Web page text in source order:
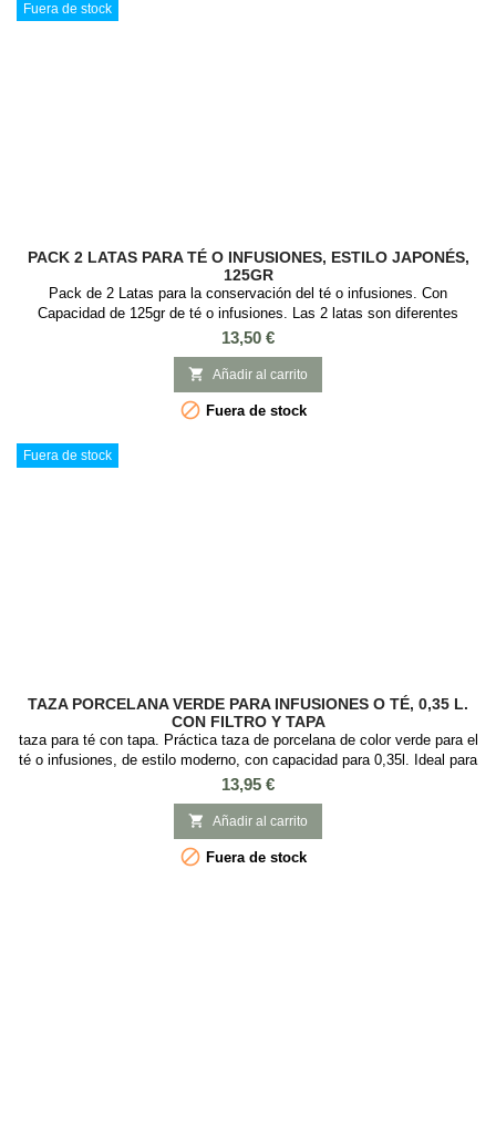
Fuera de stock
PACK 2 LATAS PARA TÉ O INFUSIONES, ESTILO JAPONÉS,
125GR
Pack de 2 Latas para la conservación del té o infusiones. Con
Capacidad de 125gr de té o infusiones. Las 2 latas son diferentes
modelos. Esta lata es ideal guardar té o infusiones, es redonda con
tapa de rosca. Medidas: : 7,3 cm diámetro x 11 cm alto. 2 Modelos
Precio
13,50 €
 Añadir al carrito
 Fuera de stock
Fuera de stock
TAZA PORCELANA VERDE PARA INFUSIONES O TÉ, 0,35 L.
CON FILTRO Y TAPA
taza para té con tapa. Práctica taza de porcelana de color verde para el
té o infusiones, de estilo moderno, con capacidad para 0,35l. Ideal para
preparar té e infusiones ya que incorpora tapa y filtro de acero
inoxidable. Esta podría ser tu taza favorita para tomar el té a diario, ya
que es muy práctica y elegante, con el infusor de aluminio que es
fácil...
Precio
13,95 €
 Añadir al carrito
 Fuera de stock